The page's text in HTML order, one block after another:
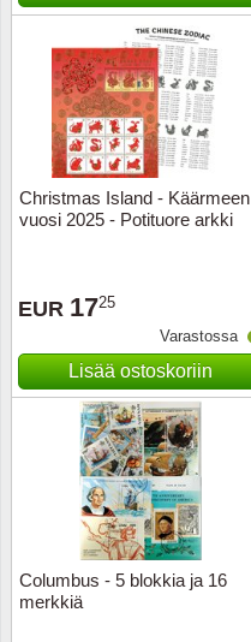
Christmas Island - Käärmeen
vuosi 2025 - Potituore arkki
EUR 1725
Varastossa
Lisää ostoskoriin
Columbus - 5 blokkia ja 16
merkkiä